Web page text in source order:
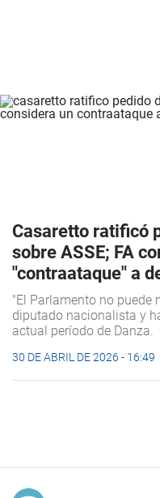
Casaretto ratificó
sobre ASSE; FA
"contraataque" a
"El Parlamento no puede
diputado nacionalista y
actual período de Danza.
30 DE ABRIL DE 2026 - 16:49